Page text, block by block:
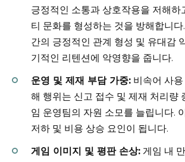
긍정적인 소통과 상호작용을 저해하
티 문화를 형성하는 것을 방해합니
간의 긍정적인 관계 형성 및 유대감
기적인 리텐션에 악영향을 줍니다.
운영 및 제재 부담 가중: 비속어 사
해 행위는 신고 접수 및 제재 처리량
임 운영팀의 자원 소모를 늘립니다.
저하 및 비용 상승 요인이 됩니다.
게임 이미지 및 평판 손상: 게임 내